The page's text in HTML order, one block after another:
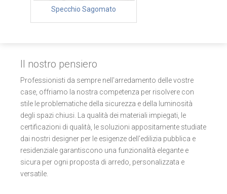
Specchio Sagomato
Il nostro pensiero
Professionisti da sempre nell'arredamento delle vostre
case, offriamo la nostra competenza per risolvere con
stile le problematiche della sicurezza e della luminosità
degli spazi chiusi. La qualità dei materiali impiegati, le
certificazioni di qualità, le soluzioni appositamente studiate
dai nostri designer per le esigenze dell'edilizia pubblica e
residenziale garantiscono una funzionalità elegante e
sicura per ogni proposta di arredo, personalizzata e
versatile.